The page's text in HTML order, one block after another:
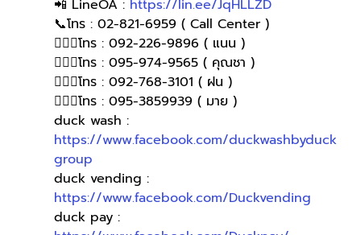
📲 LineOA : https://lin.ee/JqHLLZD
📞โทร : 02-821-6959 ( Call Center )
🙋🏻‍♀️โทร : 092-226-9896 ( แนน )
🙋🏻‍♀โทร : 095-974-9565 ( คุณชา )
🙋🏻‍♀โทร : 092-768-3101 ( ฝน )
🙋🏻‍♀️โทร : 095-3859939 ( มาย )
duck wash :
https://www.facebook.com/duckwashbyduck
group
duck vending :
https://www.facebook.com/Duckvending
duck pay :